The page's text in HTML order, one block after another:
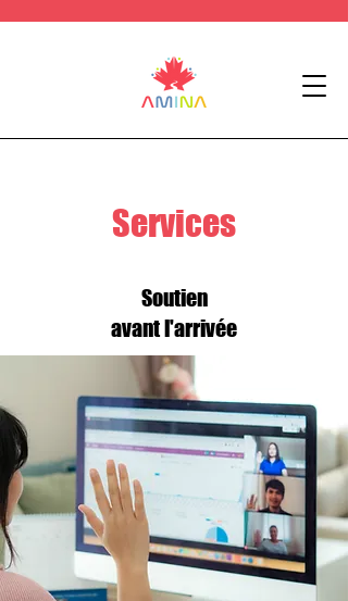
Services
Soutien
avant l'arrivée